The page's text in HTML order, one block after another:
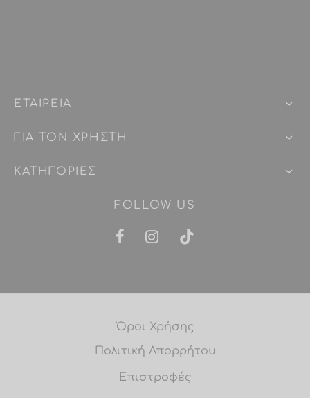
ΕΤΑΙΡEIΑ
ΓΙΑ ΤΟΝ ΧΡΗΣΤΗ
ΚΑΤΗΓΟΡΙΕΣ
FOLLOW US
Όροι Χρήσης
Πολιτική Απορρήτου
Επιστροφές